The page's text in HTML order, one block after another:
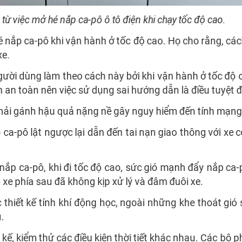
việc mở hé nắp ca-pô ô tô điện khi chạy tốc độ cao.
nắp ca-pô khi vận hành ở tốc độ cao. Họ cho rằng,
dùng làm theo cách này bởi khi vận hành ở tốc độ
toàn nên việc sử dụng sai hướng dẫn là điều tuyệt
gánh hậu quả nặng nề gây nguy hiểm đến tính
pô lật ngược lại dẫn đến tai nạn giao thông với xe
ca-pô, khi đi tốc độ cao, sức gió mạnh đẩy nắp
phía sau đã không kịp xử lý và đâm đuôi xe.
kế tính khí động học, ngoài những khe thoát
kiểm thử các điều kiện thời tiết khác nhau. Các bộ